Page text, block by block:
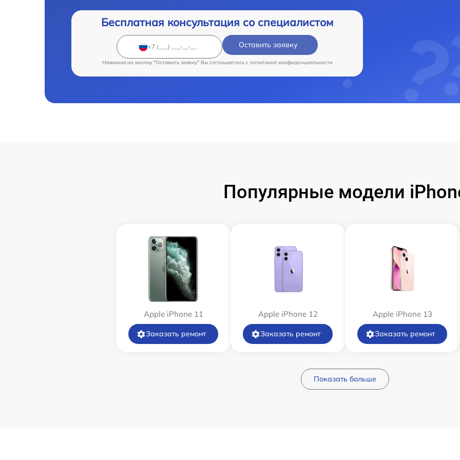
Бесплатная консультация со специалистом
Оставить заявку
Нажимая на кнопку "Оставить заявку" Вы соглашаетесь c политикой конфиденциальности
Популярные модели
Apple iPhone 11
Заказать ремонт
Apple iPhone 12
Заказать ремонт
Apple iPhone 13
Заказать ремонт
Показать больше